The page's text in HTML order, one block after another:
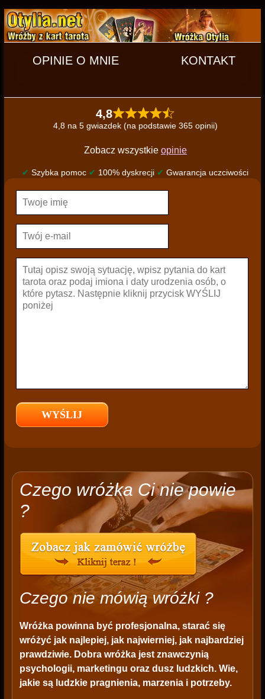
OPINIE O MNIE KONTAKT
4,8
4,8 na 5 gwiazdek (na podstawie 365 opinii)
Zobacz wszystkie opinie
✔ Szybka pomoc ✔ 100% dyskrecji ✔ Gwarancja uczciwości
Czego wróżka Ci nie powie
?
Czego nie mówią wróżki ?
Wróżka powinna być profesjonalna, starać się
wróżyć jak najlepiej, jak najwierniej, jak najbardziej
prawdziwie. Dobra wróżka jest znawczynią
psychologii, marketingu oraz dusz ludzkich. Wie,
jakie są ludzkie pragnienia, marzenia i potrzeby.